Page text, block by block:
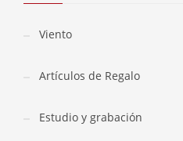
Viento
Artículos de Regalo
Estudio y grabación